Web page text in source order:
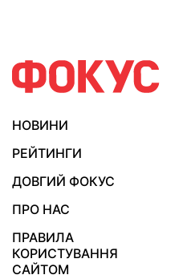
НОВИНИ
РЕЙТИНГИ
ДОВГИЙ ФОКУС
ПРО НАС
ПРАВИЛА
КОРИСТУВАННЯ
САЙТОМ